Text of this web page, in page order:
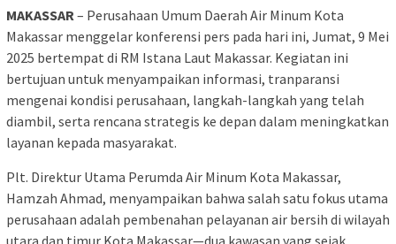
MAKASSAR– Perusahaan Umum Daerah Air Minum Kota
Makassar menggelar konferensi pers pada hari ini, Jumat, 9 Mei
2025 bertempat di RM Istana Laut Makassar. Kegiatan ini
bertujuan untuk menyampaikan informasi, tranparansi
mengenai kondisi perusahaan, langkah-langkah yang telah
diambil, serta rencana strategis ke depan dalam meningkatkan
layanan kepada masyarakat.
Plt. Direktur Utama Perumda Air Minum Kota Makassar,
Hamzah Ahmad, menyampaikan bahwa salah satu fokus utama
perusahaan adalah pembenahan pelayanan air bersih di wilayah